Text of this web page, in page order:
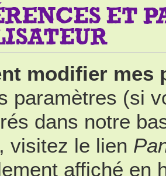
ET
modifier mes
paramètres (si
dans notre
visitez le lien
affiché en